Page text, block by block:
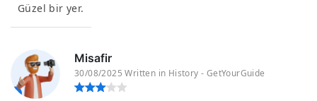
Güzel bir yer.
Misafir
30/08/2025 Written in History - GetYourGuide